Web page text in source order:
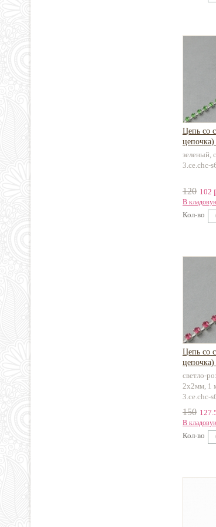
Цепь со
зеленый,
3.ce.chc-
120 102
В
Кол-во
Цепь со
светло-
2х2мм, 1
3.ce.chc-
150
В
Кол-во